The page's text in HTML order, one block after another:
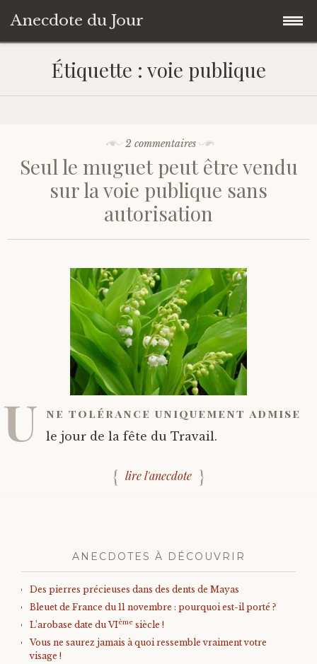
Anecdote du Jour
Accéder
contenu
Accueil
Livres de Culture Générale
Étiquette : voie publique
2 commentaires
Seul le muguet peut être vendu
sur la voie publique sans
autorisation
U ne tolérance uniquement admise
le jour de la fête du Travail.
lire l'anecdote
ANECDOTES À DÉCOUVRIR
Des pierres précieuses dans des dents de Mayas
Bleuet de France du 11 novembre : pourquoi est-il porté ?
L’arobase date du VIème siècle !
Vous ne saurez jamais à quoi ressemble vraiment votre
visage !